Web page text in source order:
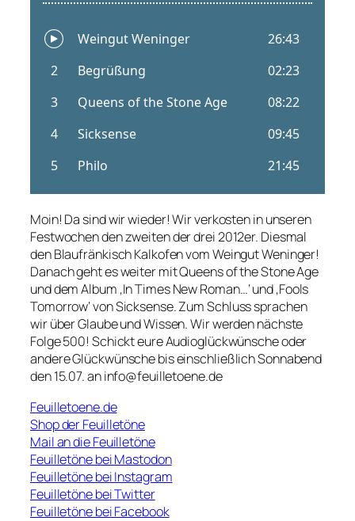
Moin! Da sind wir wieder! Wir verkosten in unseren
Festwochen den zweiten der drei 2012er. Diesmal
den Blaufränkisch Kalkofen vom Weingut Weninger!
Danach geht es weiter mit Queens of the Stone Age
und dem Album ‚In Times New Roman…‘ und ‚Fools
Tomorrow‘ von Sicksense. Zum Schluss sprachen
wir über Glaube und Wissen. Wir werden nächste
Folge 500! Schickt eure Audioglückwünsche oder
andere Glückwünsche bis einschließlich Sonnabend
den 15.07. an info@feuilletoene.de
Feuilletoene.de
Shop der Feuilletöne
Mail an die Feuilletöne
Feuilletöne bei Mastodon
Feuilletöne bei Instagram
Feuilletöne bei Twitter
Feuilletöne bei Facebook